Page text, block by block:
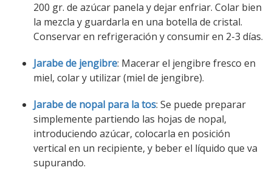
200 gr. de azúcar panela y dejar enfriar. Colar bien
la mezcla y guardarla en una botella de cristal.
Conservar en refrigeración y consumir en 2-3 días.
Jarabe de jengibre: Macerar el jengibre fresco en
miel, colar y utilizar (miel de jengibre).
Jarabe de nopal para la tos: Se puede preparar
simplemente partiendo las hojas de nopal,
introduciendo azúcar, colocarla en posición
vertical en un recipiente, y beber el líquido que va
supurando.